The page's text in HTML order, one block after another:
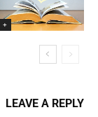
+
LEAVE A REPLY